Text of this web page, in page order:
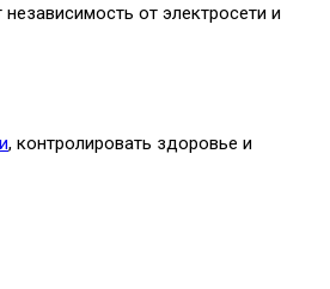
от электросети и
, контролировать здоровье и